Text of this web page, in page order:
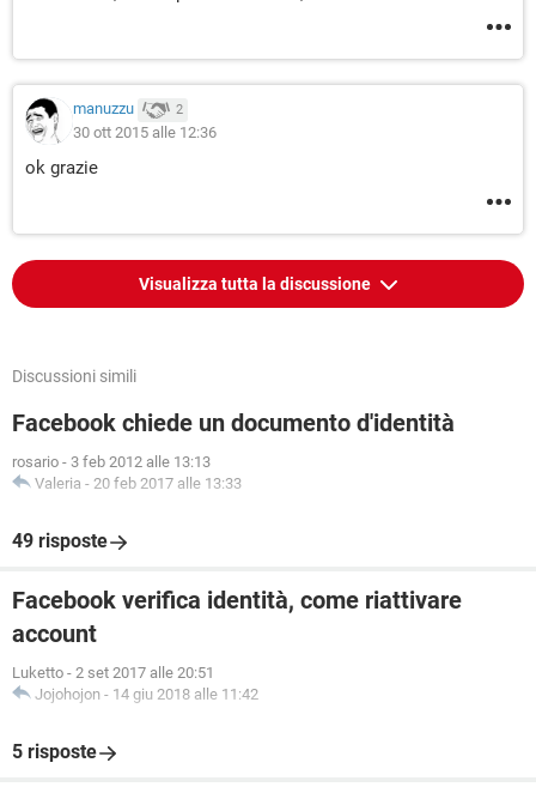
manuzzu 2
30 ott 2015 alle 12:36
ok grazie
Visualizza tutta la discussione
Discussioni simili
Facebook chiede un documento d'identità
rosario - 3 feb 2012 alle 13:13
Valeria - 20 feb 2017 alle 13:33
49 risposte
Facebook verifica identità, come riattivare
account
Luketto - 2 set 2017 alle 20:51
Jojohojon - 14 giu 2018 alle 11:42
5 risposte